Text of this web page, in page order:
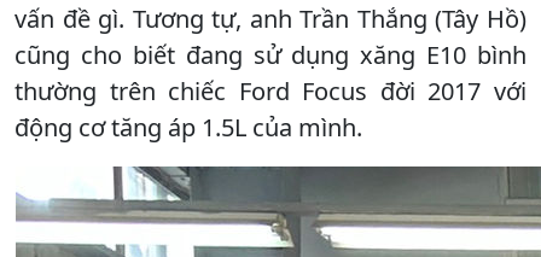
vấn đề gì. Tương tự, anh Trần Thắng (Tây Hồ)
cũng cho biết đang sử dụng xăng E10 bình
thường trên chiếc Ford Focus đời 2017 với
động cơ tăng áp 1.5L của mình.